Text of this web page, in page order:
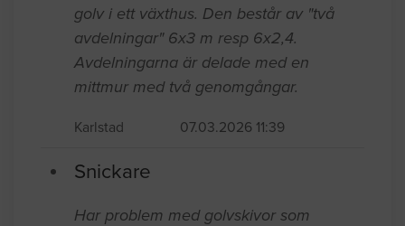
golv i ett växthus. Den består av "två
avdelningar" 6x3 m resp 6x2,4.
Avdelningarna är delade med en
mittmur med två genomgångar.
Karlstad 07.03.2026 11:39
Snickare
Har problem med golvskivor som